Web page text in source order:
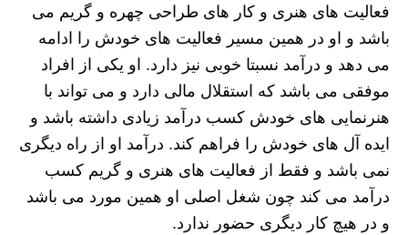
فعالیت های هنری و کار های طراحی چهره و گریم می
باشد و او در همین مسیر فعالیت های خودش را ادامه
می دهد و درآمد نسبتا خوبی نیز دارد. او یکی از افراد
موفقی می باشد که استقلال مالی دارد و می تواند با
هنرنمایی های خودش کسب درآمد زیادی داشته باشد و
ایده آل های خودش را فراهم کند. درآمد او از راه دیگری
نمی باشد و فقط از فعالیت های هنری و گریم کسب
درآمد می کند چون شغل اصلی او همین مورد می باشد
و در هیچ کار دیگری حضور ندارد.